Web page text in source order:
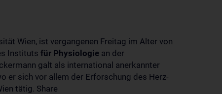
Wien, ist vergangenen Freitag im Alter von
Instituts für Physiologie an der
galt als international anerkannter
er sich vor allem der Erforschung des Herz-
tätig. Share